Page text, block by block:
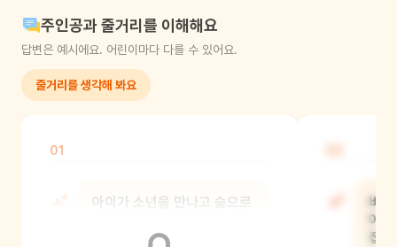
주인공과 줄거리를 이해해요
답변은 예시에요. 어린이마다 다를 수 있어요.
줄거리를 생각해 봐요
01
아이가 소년을 만나고 숲으로
비
아
집